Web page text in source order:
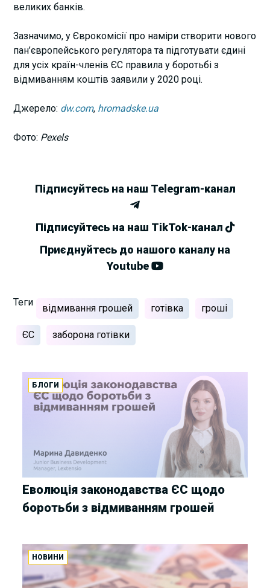
великих банків.
Зазначимо, у Єврокомісії про наміри створити нового
пан’європейського регулятора та підготувати єдині
для усіх країн-членів ЄС правила у боротьбі з
відмиванням коштів заявили у 2020 році.
Джерело: dw.com, hromadske.ua
Фото: Pexels
Підписуйтесь на наш Telegram-канал
Підписуйтесь на наш TikTok-канал
Приєднуйтесь до нашого каналу на
Youtube
Теги
відмивання грошей готівка гроші
ЄС заборона готівки
БЛОГИ
Еволюція законодавства ЄС щодо
боротьби з відмиванням грошей
НОВИНИ